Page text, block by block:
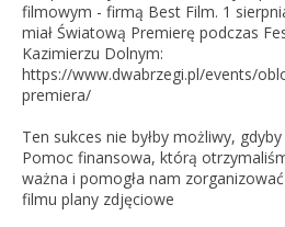
filmowym - firmą Best Film. 1
miał Światową Premierę podczas
Kazimierzu Dolnym:
https://www.dwabrzegi.pl/events/
premiera/
Ten sukces nie byłby możliwy,
Pomoc finansowa, którą
ważna i pomogła nam
filmu plany zdjęciowe